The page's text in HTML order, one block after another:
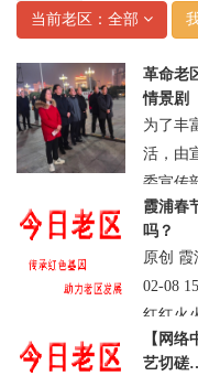
当前老区：全部
革命老
情景剧
为了丰
活，由
委宣传
老区建
役之一
月21日
· 宣恩县
22
霞浦春
吗？
原创 霞
02-08
红红火
持” “
【网
艺切磋